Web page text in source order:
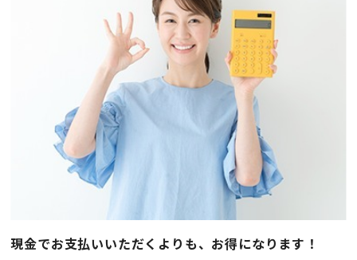
現金でお支払いいただくよりも、お得になります！